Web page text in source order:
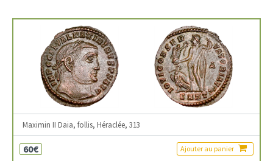
Maximin II Daia, follis, Héraclée, 313
60€ Ajouter au panier